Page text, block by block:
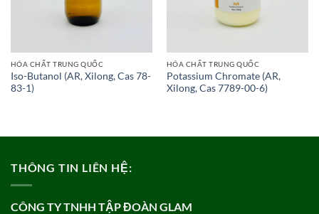
HÓA CHẤT TRUNG QUỐC
Iso-Butanol (AR, Xilong, Cas 78-
83-1)
HÓA CHẤT TRUNG QUỐC
Potassium Chromate (AR,
Xilong, Cas 7789-00-6)
THÔNG TIN LIÊN HỆ:
CÔNG TY TNHH TẬP ĐOÀN GLAM